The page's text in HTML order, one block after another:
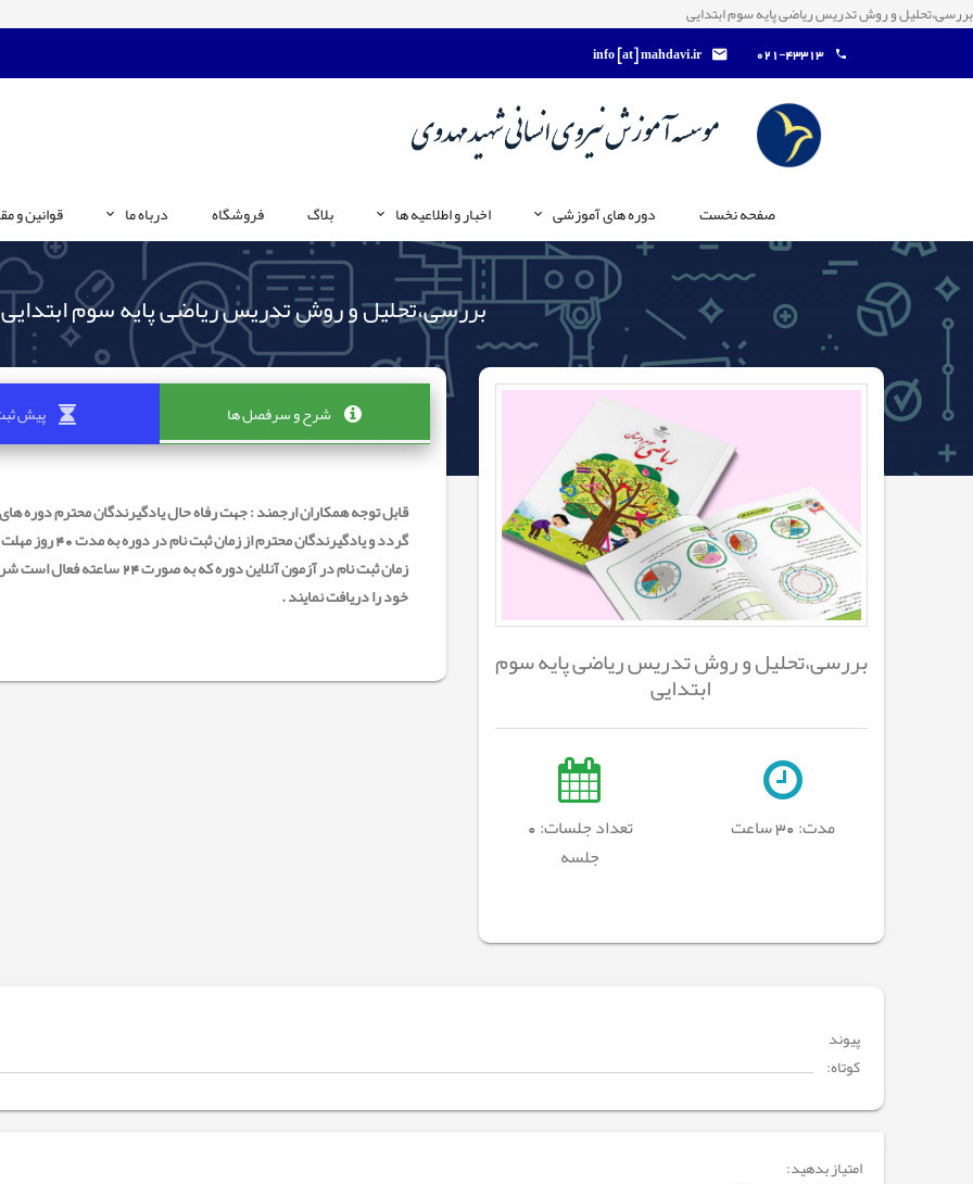
بررسی،تحلیل و روش تدریس ریاضی پایه سوم ابتدایی
021-43313
info [at] mahdavi.ir
صفحه نخست دوره های آموزشی اخبار و اطلاعیه ها بلاگ فروشگاه درباه ما قوانین و
بررسی،تحلیل و روش تدریس ریاضی پایه سوم ابتدایی
بررسی،تحلیل و روش تدریس ریاضی پایه سوم
ابتدایی
مدت:30 ساعت
تعداد جلسات: 0
جلسه
شرح و سرفصل ها پیش
زمان ثبت نام در آزمون آنلاین
خود را دریافت نمایند .
پیوند
کوتاه:
امتیاز بدهید: